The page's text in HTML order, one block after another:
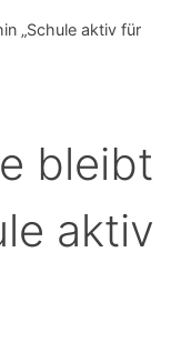
„Schule aktiv für
bleibt
aktiv